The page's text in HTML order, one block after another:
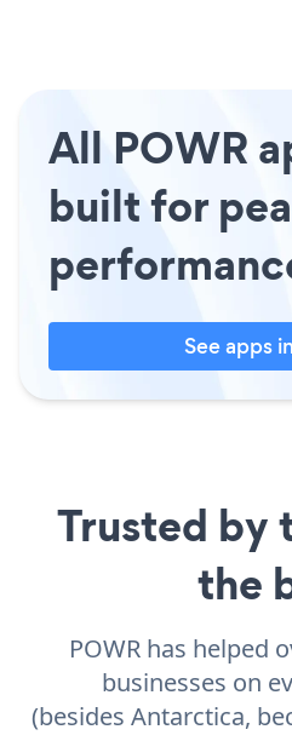
All POWR
built for
See apps
Trusted by
the
POWR has helped
businesses on
(besides Antarctica,